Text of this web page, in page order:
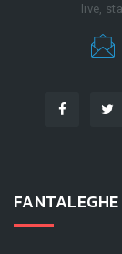
live,
FANTALEGHE